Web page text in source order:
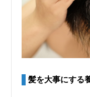
髪を大事にする